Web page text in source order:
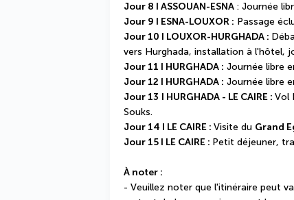
Jour 8 I ASSOUAN-ESNA : Journée
Jour 9 I ESNA-LOUXOR : Passage
Jour 10 I LOUXOR-HURGHADA :
vers Hurghada, installation à l'hôtel,
Jour 11 I HURGHADA : Journée libre
Jour 12 I HURGHADA : Journée libre
Jour 13 I HURGHADA - LE CAIRE : Vol
Souks.
Jour 14 I LE CAIRE : Visite du Grand
Jour 15 I LE CAIRE : Petit déjeuner,
À noter :
- Veuillez noter que l'itinéraire peut